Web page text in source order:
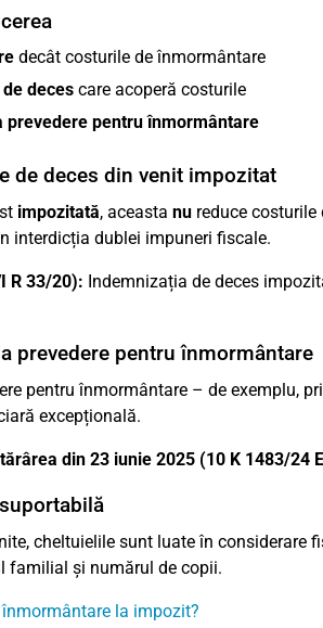
decât costurile de înmormântare
decescare acoperă costurile
prevedere pentru înmormântare
de deces din venit impozitat
impozitată, aceasta nureduce costurile
interdicția dublei impuneri fiscale.
R 33/20): Indemnizația de deces
prevedere pentru înmormântare
pentru înmormântare – de exemplu,
excepțională.
din 23 iunie 2025 (10 K 1483/24
cheltuielile sunt luate în considerare
familial și numărul de copii.
la impozit?